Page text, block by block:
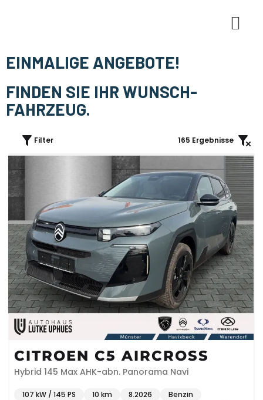
EINMALIGE ANGEBOTE!
FINDEN SIE IHR WUNSCH-
FAHRZEUG.
Filter 165 Ergebnisse
CITROEN C5 AIRCROSS
Hybrid 145 Max AHK-abn. Panorama Navi
107 kW / 145 PS 10 km 8.2026
Benzin